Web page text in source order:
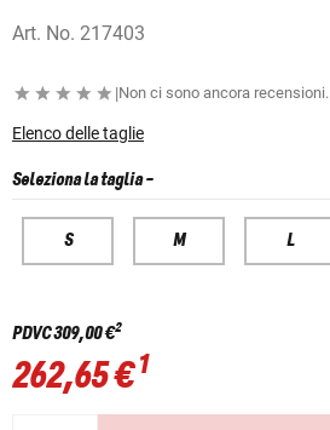
Art. No. 217403
|Non ci sono ancora recensioni.
Elenco delle taglie
Seleziona la taglia-
S M L
PDVC309,00 €2
262,65 €1